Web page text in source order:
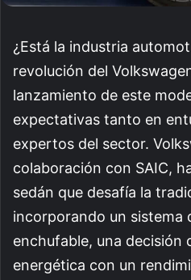
¿Está la industria
revolución del
lanzamiento de este
expectativas tanto en
expertos del sector.
colaboración con SAIC,
sedán que desafía la
incorporando un sistema
enchufable, una decisión
energética con un